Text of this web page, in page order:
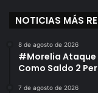
NOTICIAS MÁS
8 de agosto de 2026
#Morelia Ataque
Como Saldo 2
7 de agosto de 2026